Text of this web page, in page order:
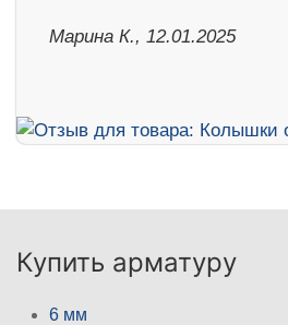
Марина К., 12.01.2025
Купить арматуру
6 мм